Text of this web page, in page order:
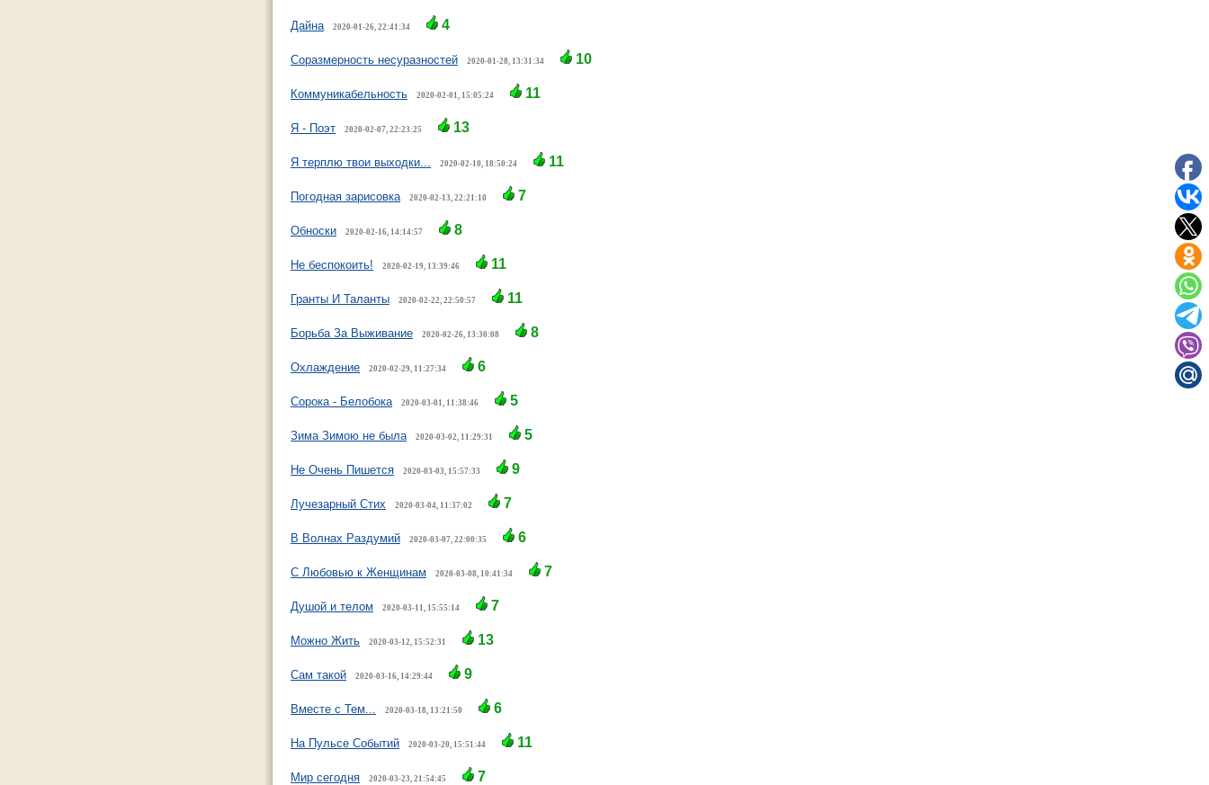
Дайна 2020-01-26, 22:41:34 4
Соразмерность несуразностей 2020-01-28, 13:31:34 10
Коммуникабельность 2020-02-01, 15:05:24 11
Я - Поэт 2020-02-07, 22:23:25 13
Я терплю твои выходки... 2020-02-10, 18:50:24 11
Погодная зарисовка 2020-02-13, 22:21:10 7
Обноски 2020-02-16, 14:14:57 8
Не беспокоить! 2020-02-19, 13:39:46 11
Гранты И Таланты 2020-02-22, 22:50:57 11
Борьба За Выживание 2020-02-26, 13:30:08 8
Охлаждение 2020-02-29, 11:27:34 6
Сорока - Белобока 2020-03-01, 11:38:46 5
Зима Зимою не была 2020-03-02, 11:29:31 5
Не Очень Пишется 2020-03-03, 15:57:33 9
Лучезарный Стих 2020-03-04, 11:37:02 7
В Волнах Раздумий 2020-03-07, 22:00:35 6
С Любовью к Женщинам 2020-03-08, 10:41:34 7
Душой и телом 2020-03-11, 15:55:14 7
Можно Жить 2020-03-12, 15:52:31 13
Сам такой 2020-03-16, 14:29:44 9
Вместе с Тем... 2020-03-18, 13:21:50 6
На Пульсе Событий 2020-03-20, 15:51:44 11
Мир сегодня 2020-03-23, 21:54:45 7